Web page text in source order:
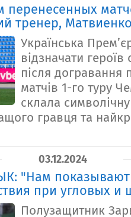
перенесенных
тренер,
Українська
відзначати героїв
після догравання
матчів 1-го туру
склала
гравця та
03.12.2024
"Нам показывают
при угловых
Полузащитник